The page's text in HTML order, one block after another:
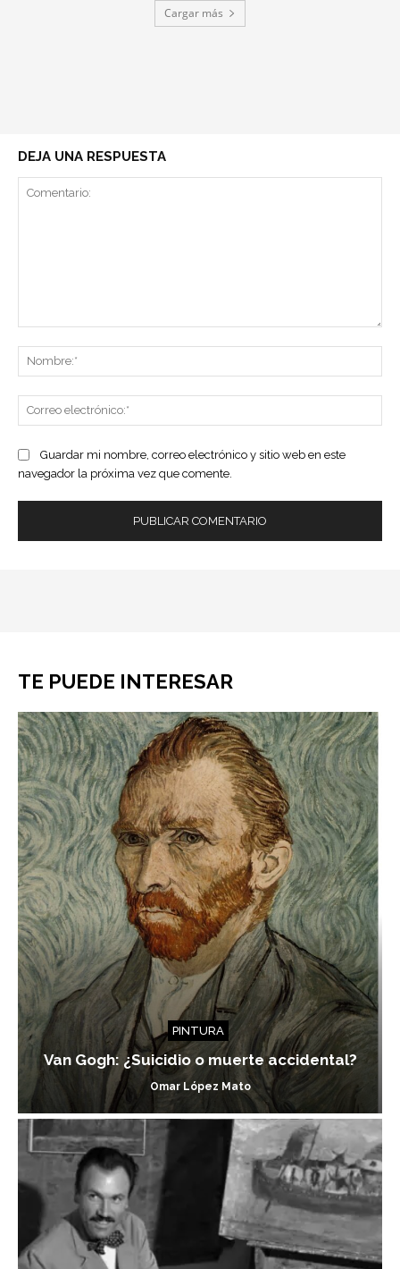
Cargar más
DEJA UNA RESPUESTA
Guardar mi nombre, correo electrónico y sitio web en este
navegador la próxima vez que comente.
TE PUEDE INTERESAR
PINTURA
Van Gogh: ¿Suicidio o muerte accidental?
Omar López Mato